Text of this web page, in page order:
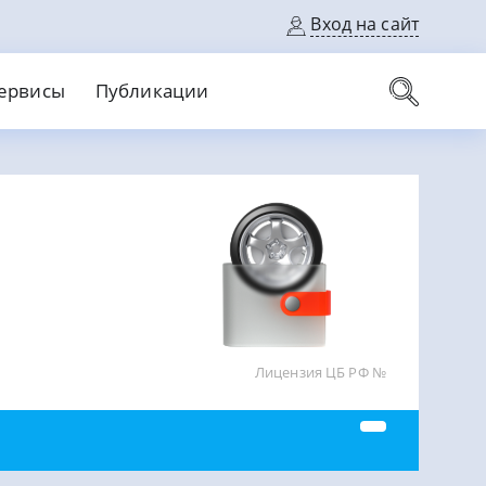
Вход на сайт
Без кредитной истории
Без справок
На длительный срок
Публикации
Лицензия ЦБ РФ №